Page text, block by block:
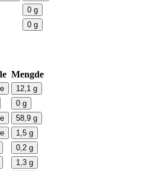
0 g
0 g
Mengde
12,1 g
0 g
58,9 g
1,5 g
0,2 g
1,3 g